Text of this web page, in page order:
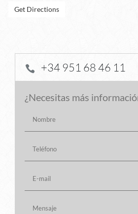
Get Directions
 +34 951 68 46 11
¿Necesitas más